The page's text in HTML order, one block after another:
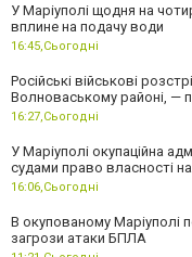
У Маріуполі щодня на
вплине на подачу води
16:45,Сьогодні
Російські військові
Волноваському районі, —
16:27,Сьогодні
У Маріуполі окупаційна
судами право власності
16:06,Сьогодні
В окупованому Маріуполі
загрози атаки БПЛА